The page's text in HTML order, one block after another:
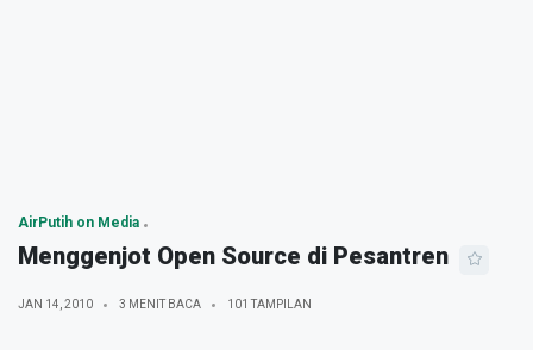
AirPutih on Media
Menggenjot Open Source di Pesantren
JAN 14, 2010 3 MENIT BACA 101 TAMPILAN